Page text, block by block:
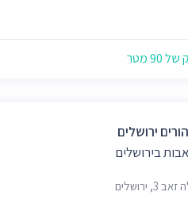
90 מטר
ירושלים
בירושלים
3, ירושלים